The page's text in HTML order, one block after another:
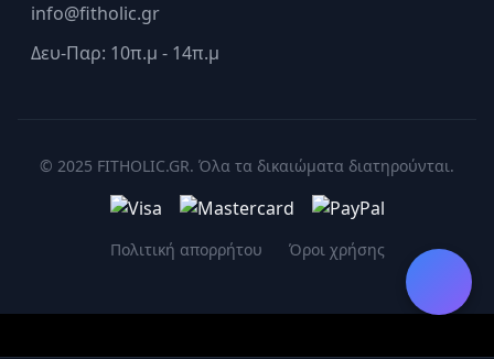
info@fitholic.gr
Δευ-Παρ: 10π.μ - 14π.μ
© 2025 FITHOLIC.GR. Όλα τα δικαιώματα διατηρούνται.
Πολιτική απορρήτου Όροι χρήσης